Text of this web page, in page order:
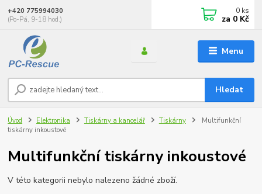
Menu
Hledat
+420 775994030
(Po-Pá, 9-18 hod.)
0 ks
za 0 Kč
Úvod Elektronika Tiskárny a kancelář Tiskárny
Multifunkční
tiskárny inkoustové
Multifunkční tiskárny inkoustové
V této kategorii nebylo nalezeno žádné zboží.